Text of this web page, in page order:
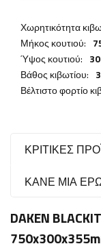
Χωρητικότητα
Μήκος κουτιού:
Ύψος κουτιού:
Βάθος κιβωτίου:
Βέλτιστο φορτίο
ΚΡΙΤΙΚΈΣ
ΚΆΝΕ ΜΙΑ
DAKEN